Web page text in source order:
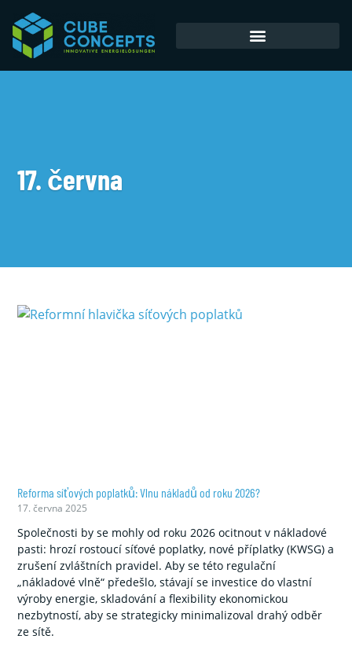
17. června
Reforma síťových poplatků: Vlnu nákladů od roku 2026?
17. června 2025
Společnosti by se mohly od roku 2026 ocitnout v nákladové
pasti: hrozí rostoucí síťové poplatky, nové příplatky (KWSG) a
zrušení zvláštních pravidel. Aby se této regulační
„nákladové vlně“ předešlo, stávají se investice do vlastní
výroby energie, skladování a flexibility ekonomickou
nezbytností, aby se strategicky minimalizoval drahý odběr
ze sítě.